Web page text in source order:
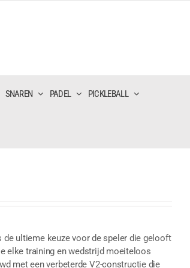
SNAREN PADEL PICKLEBALL
de ultieme keuze voor de speler die gelooft
elke training en wedstrijd moeiteloos
met een verbeterde V2-constructie die